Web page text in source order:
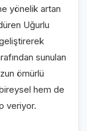
yönelik artan
Uğurlu
sunulan
ömürlü
hem de
veriyor.